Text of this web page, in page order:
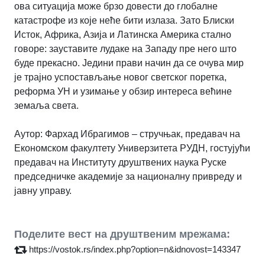
ова ситуација може брзо довести до глобалне
катастрофе из које неће бити излаза. Зато Блиски
Исток, Африка, Азија и Латинска Америка стално
говоре: зауставите лудаке на Западу пре него што
буде прекасно. Једини прави начин да се очува мир
је трајно успостављање новог светског поретка,
реформа УН и узимање у обзир интереса већине
земаља света.
Аутор: Фархад Ибрагимов – стручњак, предавач на
Економском факултету Универзитета РУДН, гостујући
предавач на Институту друштвених наука Руске
председничке академије за националну привреду и
јавну управу.
Поделите вест на друштвеним мрежама:
https://vostok.rs/index.php?option=n&idnovost=143347